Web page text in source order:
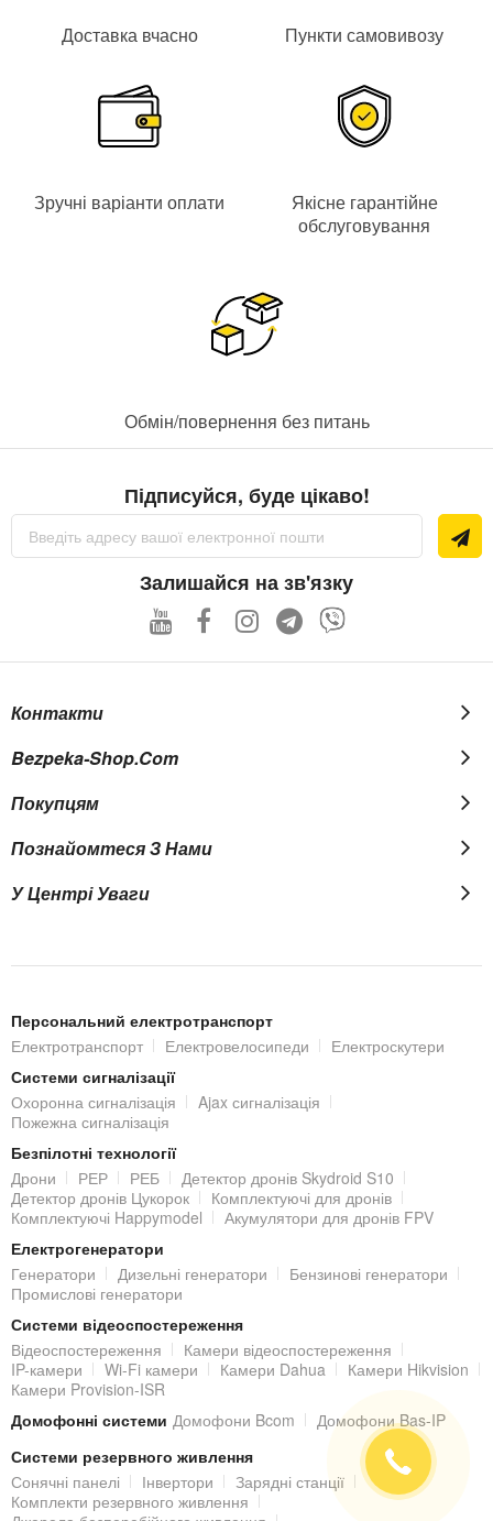
Доставка вчасно Пункти самовивозу
Зручні варіанти оплати
Якісне гарантійне
обслуговування
Обмін/повернення без питань
Підписуйся, буде цікаво!
Підпишіться
нашу
Залишайся на зв'язку
Контакти
Bezpeka-Shop.com
Покупцям
Познайомтеся З Нами
У Центрі Уваги
Персональний електротранспорт
Електротранспорт
Електровелосипеди
Електроскутери
Системи сигналізації
Охоронна сигналізація
Ajax сигналізація
Пожежна сигналізація
Безпілотні технології
Дрони
РЕР РЕБ
Детектор дронів Skydroid S10
Детектор дронів Цукорок
Комплектуючі для дронів
Комплектуючі Happymodel
Акумулятори для дронів FPV
Електрогенератори
Генератори
Дизельні генератори
Бензинові генератори
Промислові генератори
Системи відеоспостереження
Відеоспостереження
Камери відеоспостереження
IP-камери
Wi-Fi камери Камери Dahua
Камери Hikvision
Камери Provision-ISR
Домофонні системи Домофони Bcom
Домофони Bas-IP
Системи резервного живлення
Сонячні панелі
Інвертори
Зарядні станції
Комплекти резервного живлення